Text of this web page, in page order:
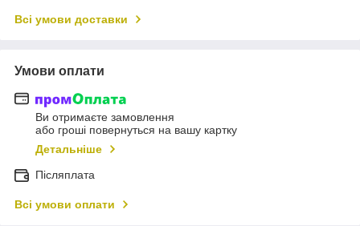
Всі умови доставки
Умови оплати
Ви отримаєте замовлення
або гроші повернуться на вашу картку
Детальніше
Післяплата
Всі умови оплати